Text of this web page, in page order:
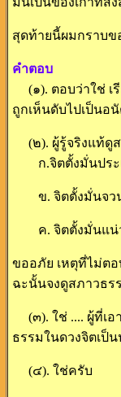
สุดท้ายนี้ผมกราบ
คำตอบ
(๑). ตอบว่าใช่ เ
ถูกเห็นดับไปเป็นอ
(๒). ผู้รู้จริงแท้ดูส
ก.จิตตั้งมั่นประเ
ข. จิตตั้งมั่นจวน
ค. จิตตั้งมั่นแน่ว
ขออภัย เหตุที่ไม่ตอ
ฉะนั้นจงดูสภาวธร
(๓). ใช่ .... ผู้ที่เอ
ธรรมในดวงจิตเป็
(๔). ใช่ครับ